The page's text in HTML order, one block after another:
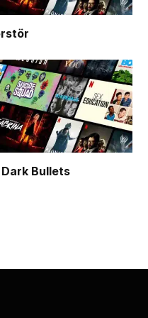
Bullets